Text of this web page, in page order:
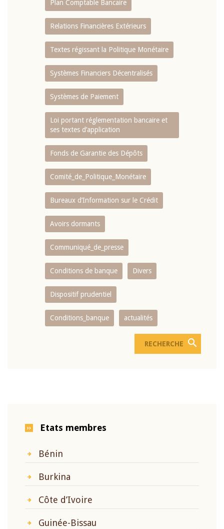
Plan Comptable Bancaire
Relations Financières Extérieurs
Textes régissant la Politique Monétaire
Systèmes Financiers Décentralisés
Systèmes de Paiement
Loi portant réglementation bancaire et
ses textes d’application
Fonds de Garantie des Dépôts
Comité_de_Politique_Monétaire
Bureaux d’Information sur le Crédit
Avoirs dormants
Communiqué_de_presse
Conditions de banque Divers
Dispositif prudentiel
Conditions_banque actualités
Etats membres
Bénin
Burkina
Côte d’Ivoire
Guinée-Bissau